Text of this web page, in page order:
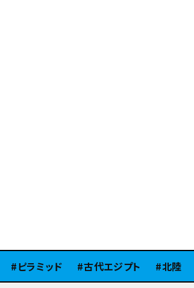
ピラミッド 古代エジプト 北陸